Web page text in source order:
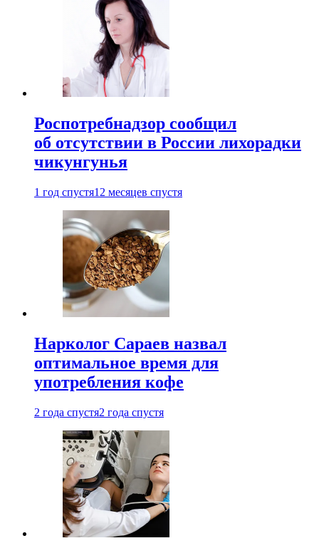
Роспотребнадзор сообщил
об отсутствии в России лихорадки
чикунгунья
1 год спустя12 месяцев спустя
Нарколог Сараев назвал
оптимальное время для
употребления кофе
2 года спустя2 года спустя